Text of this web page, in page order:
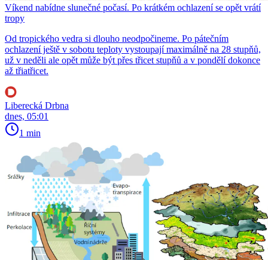
Víkend nabídne slunečné počasí. Po krátkém ochlazení se opět vrátí
tropy
Od tropického vedra si dlouho neodpočineme. Po pátečním
ochlazení ještě v sobotu teploty vystoupají maximálně na 28 stupňů,
už v neděli ale opět může být přes třicet stupňů a v pondělí dokonce
až třiatřicet.
Liberecká Drbna
dnes, 05:01
1 min